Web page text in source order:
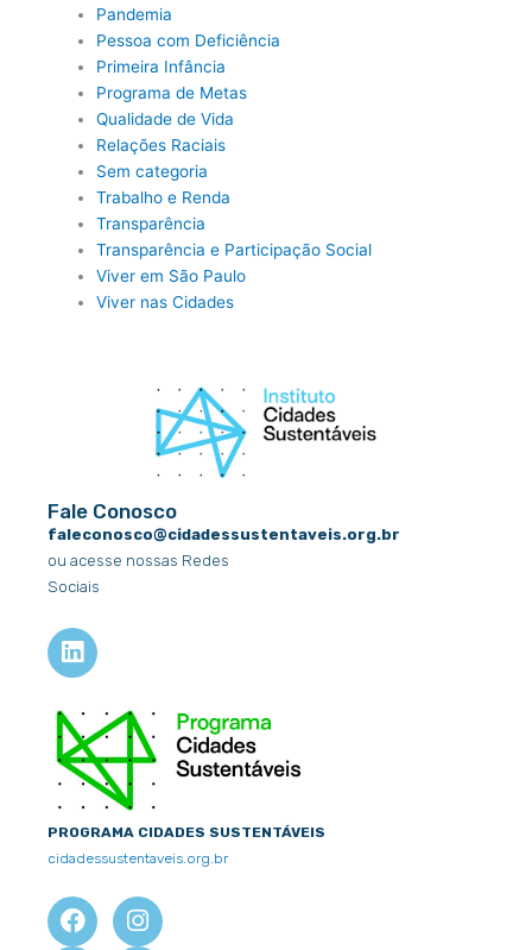
Pandemia
Pessoa com Deficiência
Primeira Infância
Programa de Metas
Qualidade de Vida
Relações Raciais
Sem categoria
Trabalho e Renda
Transparência
Transparência e Participação Social
Viver em São Paulo
Viver nas Cidades
Fale Conosco
faleconosco@cidadessustentaveis.org.br
ou acesse nossas Redes
Sociais
L
i
k
e
d
n
PROGRAMA CIDADES SUSTENTÁVEIS
cidadessustentaveis.org.br
F
a
I
n
X
-
Y
o